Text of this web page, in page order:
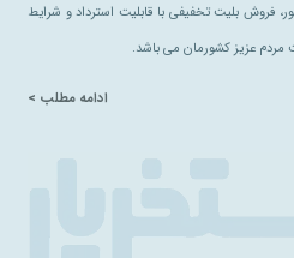
فروش بلیت تخفیفی با قابلیت استرداد و شرایط
مردم عزیز کشورمان می باشد.
ادامه مطلب >